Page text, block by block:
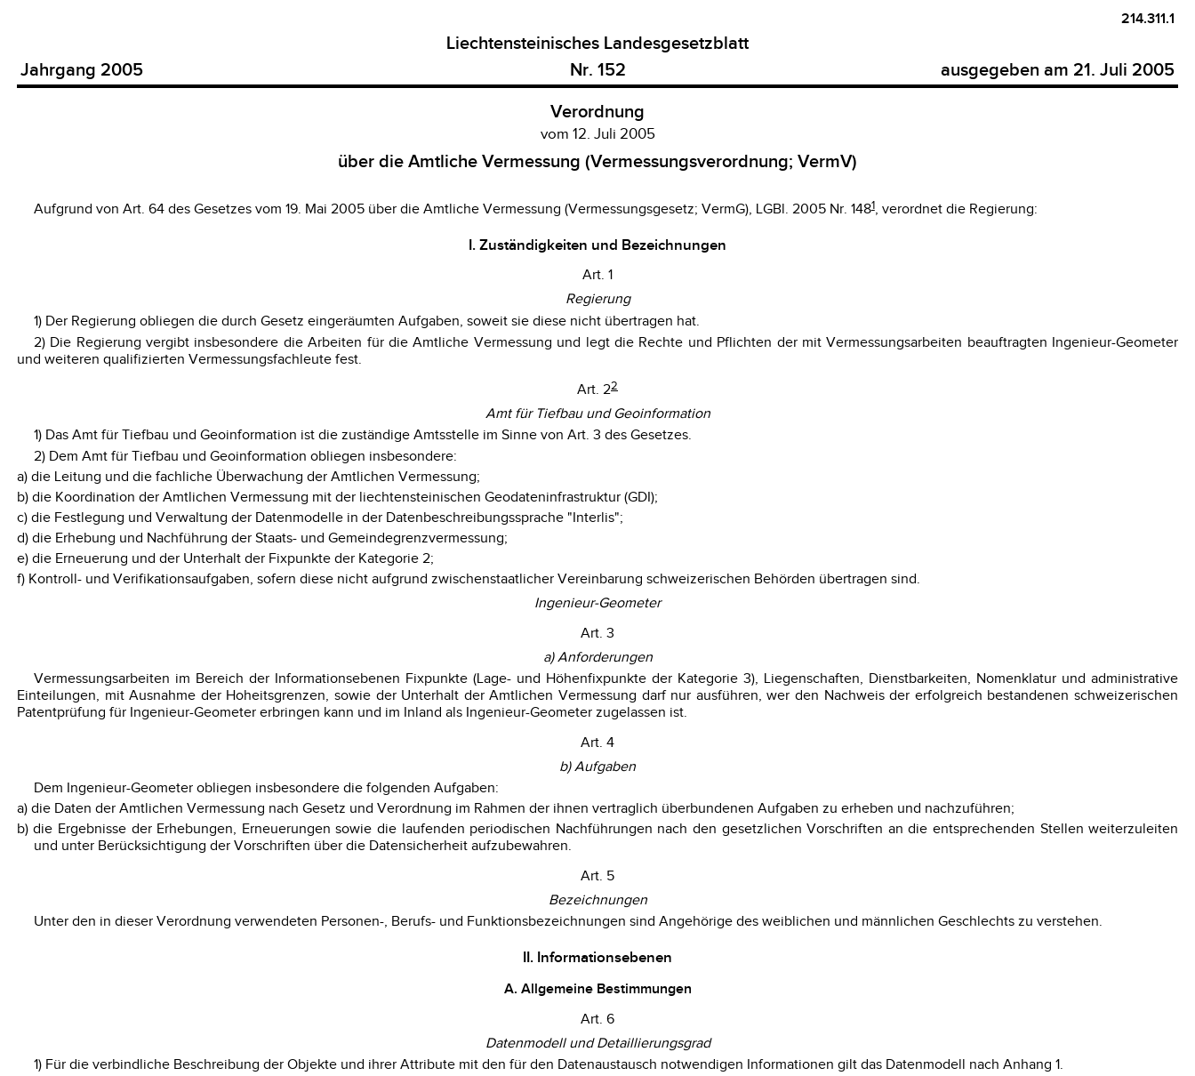
214.311.1
Liechtensteinisches Landesgesetzblatt
Jahrgang 2005
Nr. 152
ausgegeben am 21. Juli 2005
Verordnung
vom 12. Juli 2005
über die Amtliche Vermessung (Vermessungsverordnung; VermV)
Aufgrund von Art. 64 des Gesetzes vom 19. Mai 2005 über die Amtliche Vermessung (Vermessungsgesetz; VermG), LGBl. 2005 Nr. 1481, verordnet die Regierung:
I. Zuständigkeiten und Bezeichnungen
Art. 1
Regierung
1) Der Regierung obliegen die durch Gesetz eingeräumten Aufgaben, soweit sie diese nicht übertragen hat.
2) Die Regierung vergibt insbesondere die Arbeiten für die Amtliche Vermessung und legt die Rechte und Pflichten der mit Vermessungsarbeiten beauftragten Ingenieur-Geometer
und weiteren qualifizierten Vermessungsfachleute fest.
Art. 22
Amt für Tiefbau und Geoinformation
1) Das Amt für Tiefbau und Geoinformation ist die zuständige Amtsstelle im Sinne von Art. 3 des Gesetzes.
2) Dem Amt für Tiefbau und Geoinformation obliegen insbesondere:
a) die Leitung und die fachliche Überwachung der Amtlichen Vermessung;
b) die Koordination der Amtlichen Vermessung mit der liechtensteinischen Geodateninfrastruktur (GDI);
c) die Festlegung und Verwaltung der Datenmodelle in der Datenbeschreibungssprache "Interlis";
d) die Erhebung und Nachführung der Staats- und Gemeindegrenzvermessung;
e) die Erneuerung und der Unterhalt der Fixpunkte der Kategorie 2;
f) Kontroll- und Verifikationsaufgaben, sofern diese nicht aufgrund zwischenstaatlicher Vereinbarung schweizerischen Behörden übertragen sind.
Ingenieur-Geometer
Art. 3
a) Anforderungen
Vermessungsarbeiten im Bereich der Informationsebenen Fixpunkte (Lage- und Höhenfixpunkte der Kategorie 3), Liegenschaften, Dienstbarkeiten, Nomenklatur und administrative
Einteilungen, mit Ausnahme der Hoheitsgrenzen, sowie der Unterhalt der Amtlichen Vermessung darf nur ausführen, wer den Nachweis der erfolgreich bestandenen schweizerischen
Patentprüfung für Ingenieur-Geometer erbringen kann und im Inland als Ingenieur-Geometer zugelassen ist.
Art. 4
b) Aufgaben
Dem Ingenieur-Geometer obliegen insbesondere die folgenden Aufgaben:
a) die Daten der Amtlichen Vermessung nach Gesetz und Verordnung im Rahmen der ihnen vertraglich überbundenen Aufgaben zu erheben und nachzuführen;
b) die Ergebnisse der Erhebungen, Erneuerungen sowie die laufenden periodischen Nachführungen nach den gesetzlichen Vorschriften an die entsprechenden Stellen weiterzuleiten
und unter Berücksichtigung der Vorschriften über die Datensicherheit aufzubewahren.
Art. 5
Bezeichnungen
Unter den in dieser Verordnung verwendeten Personen-, Berufs- und Funktionsbezeichnungen sind Angehörige des weiblichen und männlichen Geschlechts zu verstehen.
II. Informationsebenen
A. Allgemeine Bestimmungen
Art. 6
Datenmodell und Detaillierungsgrad
1) Für die verbindliche Beschreibung der Objekte und ihrer Attribute mit den für den Datenaustausch notwendigen Informationen gilt das Datenmodell nach Anhang 1.